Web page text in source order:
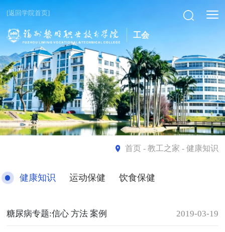
[返回学院首页]
工会
首页- 教工之家 - 健康知识
健康知识 运动保健 饮食保健
糖尿病专题:信心 方法 案例 2019-03-19